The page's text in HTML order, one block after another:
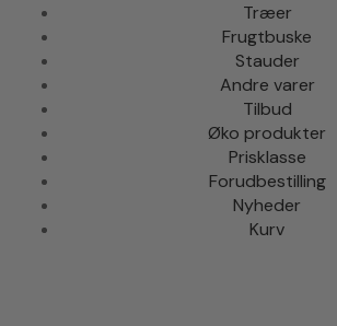
Træer
Frugtbuske
Stauder
Andre varer
Tilbud
Øko produkter
Prisklasse
Forudbestilling
Nyheder
Kurv